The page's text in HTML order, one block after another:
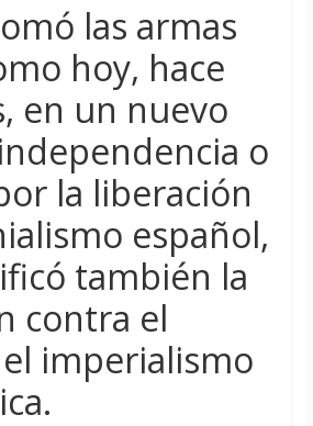
las armas
hoy, hace
en un nuevo
o
la liberación
español,
también la
contra el
imperialismo